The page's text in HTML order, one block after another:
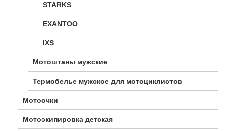
STARKS
EXANTOO
IXS
Мотоштаны мужские
Термобелье мужское для мотоциклистов
Мотоочки
Мотоэкипировка детская